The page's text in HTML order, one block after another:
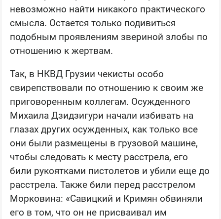
невозможно найти никакого практического
смысла. Остается только подивиться
подобным проявлениям звериной злобы по
отношению к жертвам.
Так, в НКВД Грузии чекисты особо
свирепствовали по отношению к своим же
приговоренным коллегам. Осужденного
Михаила Дзидзигури начали избивать на
глазах других осужденных, как только все
они были размещены в грузовой машине,
чтобы следовать к месту расстрела, его
били рукоятками пистолетов и убили еще до
расстрела. Также били перед расстрелом
Морковина: «Савицкий и Кримян обвиняли
его в том, что он не присваивал им